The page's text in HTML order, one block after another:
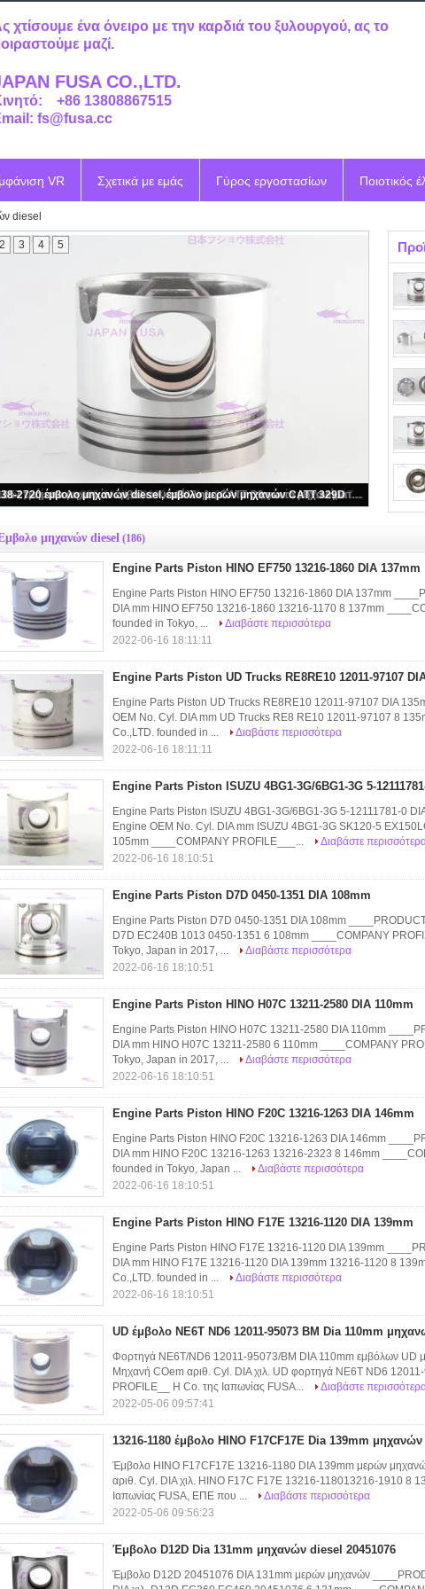
χτίσουμε ένα όνειρο με την καρδιά του ξυλουργού, ας το
μαζί.
FUSA CO.,LTD.
+86 13808867515
fs@fusa.cc
VR Σχετικά με εμάς Γύρος εργοστασίων Ποιοτικός
diesel
385-1657 μέρη αυτοκινήτου εμβόλων μηχανών diesel για τους ΚΚ CATT 336D DIA 112
2 3 4 5
μηχανών diesel (186)
Engine Parts Piston HINO EF750 13216-1860 DIA 137mm
Engine Parts Piston HINO EF750 13216-1860 DIA 137mm
DIA mm HINO EF750 13216-1860 13216-1170 8 137mm
founded in Tokyo, ...
Διαβάστε περισσότερα
2022-06-16 18:11:11
Engine Parts Piston UD Trucks RE8RE10 12011-97107
Engine Parts Piston UD Trucks RE8RE10 12011-97107 DIA
OEM No. Cyl. DIA mm UD Trucks RE8 RE10 12011-97107 8
Co.,LTD. founded in ...
Διαβάστε περισσότερα
2022-06-16 18:11:11
Engine Parts Piston ISUZU 4BG1-3G/6BG1-3G 5-
Engine Parts Piston ISUZU 4BG1-3G/6BG1-3G 5-12111781-0
Engine OEM No. Cyl. DIA mm ISUZU 4BG1-3G SK120-5
105mm ____COMPANY PROFILE___...
Διαβάστε
2022-06-16 18:10:51
Engine Parts Piston D7D 0450-1351 DIA 108mm
Engine Parts Piston D7D 0450-1351 DIA 108mm
D7D EC240B 1013 0450-1351 6 108mm ____COMPANY
Tokyo, Japan in 2017, ...
Διαβάστε περισσότερα
2022-06-16 18:10:51
Engine Parts Piston HINO H07C 13211-2580 DIA 110mm
Engine Parts Piston HINO H07C 13211-2580 DIA 110mm
DIA mm HINO H07C 13211-2580 6 110mm ____COMPANY
Tokyo, Japan in 2017, ...
Διαβάστε περισσότερα
2022-06-16 18:10:51
Engine Parts Piston HINO F20C 13216-1263 DIA 146mm
Engine Parts Piston HINO F20C 13216-1263 DIA 146mm
DIA mm HINO F20C 13216-1263 13216-2323 8 146mm
founded in Tokyo, Japan ...
Διαβάστε περισσότερα
2022-06-16 18:10:51
Engine Parts Piston HINO F17E 13216-1120 DIA 139mm
Engine Parts Piston HINO F17E 13216-1120 DIA 139mm
DIA mm HINO F17E 13216-1120 DIA 139mm 13216-1120 8
Co.,LTD. founded in ...
Διαβάστε περισσότερα
2022-06-16 18:10:51
UD έμβολο NE6T ND6 12011-95073 BM Dia 110mm
Φορτηγά NE6T/ND6 12011-95073/BM DIA 110mm εμβόλων UD
Μηχανή COem αριθ. Cyl. DIA χιλ. UD φορτηγά NE6T ND6
PROFILE__ Η Co. της Ιαπωνίας FUSA...
Διαβάστε
2022-05-06 09:57:41
13216-1180 έμβολο HINO F17CF17E Dia 139mm μηχανών
Έμβολο HINO F17CF17E 13216-1180 DIA 139mm μερών
αριθ. Cyl. DIA χιλ. HINO F17C F17E 13216-118013216-1910 8
Ιαπωνίας FUSA, ΕΠΕ που ...
Διαβάστε περισσότερα
2022-05-06 09:56:23
Έμβολο D12D Dia 131mm μηχανών diesel 20451076
Έμβολο D12D 20451076 DIA 131mm μερών μηχανών